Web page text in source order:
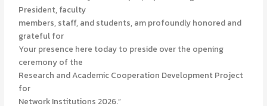
President, faculty
members, staff, and students, am profoundly honored and
grateful for
Your presence here today to preside over the opening
ceremony of the
Research and Academic Cooperation Development Project
for
Network Institutions 2026.”